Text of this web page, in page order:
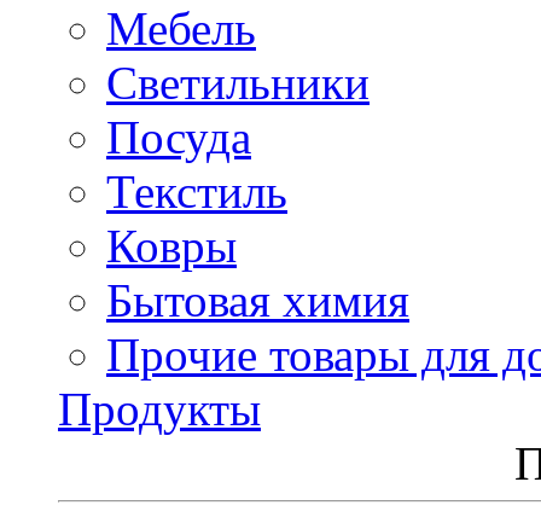
Мебель
Светильники
Посуда
Текстиль
Ковры
Бытовая химия
Прочие товары для
Продукты